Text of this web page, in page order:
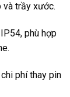
và trầy xước.
phù hợp
phí thay pin